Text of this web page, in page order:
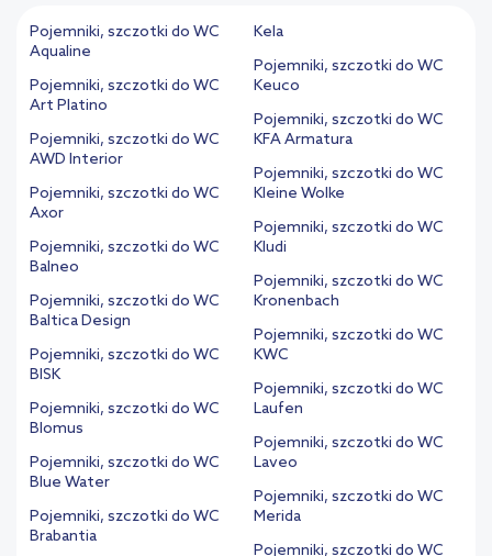
Pojemniki, szczotki do WC
Aqualine
Pojemniki, szczotki do WC
Art Platino
Pojemniki, szczotki do WC
AWD Interior
Pojemniki, szczotki do WC
Axor
Pojemniki, szczotki do WC
Balneo
Pojemniki, szczotki do WC
Baltica Design
Pojemniki, szczotki do WC
BISK
Pojemniki, szczotki do WC
Blomus
Pojemniki, szczotki do WC
Blue Water
Pojemniki, szczotki do WC
Brabantia
Kela
Pojemniki, szczotki do WC
Keuco
Pojemniki, szczotki do WC
KFA Armatura
Pojemniki, szczotki do WC
Kleine Wolke
Pojemniki, szczotki do WC
Kludi
Pojemniki, szczotki do WC
Kronenbach
Pojemniki, szczotki do WC
KWC
Pojemniki, szczotki do WC
Laufen
Pojemniki, szczotki do WC
Laveo
Pojemniki, szczotki do WC
Merida
Pojemniki, szczotki do WC